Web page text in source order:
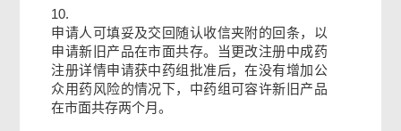
10.
申请人可填妥及交回随认收信夹附的回条，以
申请新旧产品在市面共存。当更改注册中成药
注册详情申请获中药组批准后，在没有增加公
众用药风险的情况下，中药组可容许新旧产品
在市面共存两个月。